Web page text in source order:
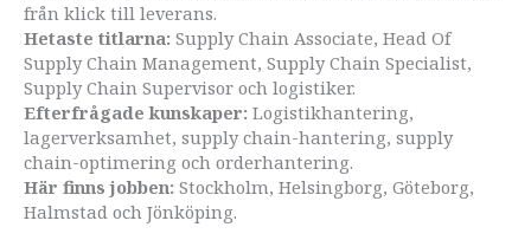
från klick till leverans.
Hetaste titlarna: Supply Chain Associate, Head Of
Supply Chain Management, Supply Chain Specialist,
Supply Chain Supervisor och logistiker.
Efterfrågade kunskaper: Logistikhantering,
lagerverksamhet, supply chain-hantering, supply
chain-optimering och orderhantering.
Här finns jobben: Stockholm, Helsingborg, Göteborg,
Halmstad och Jönköping.